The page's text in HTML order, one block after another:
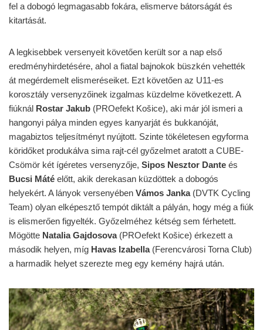
fel a dobogó legmagasabb fokára, elismerve bátorságát és
kitartását.
A legkisebbek versenyeit követően került sor a nap első
eredményhirdetésére, ahol a fiatal bajnokok büszkén vehették
át megérdemelt elismeréseiket. Ezt követően az U11-es
korosztály versenyzőinek izgalmas küzdelme következett. A
fiúknál Rostar Jakub (PROefekt Košice), aki már jól ismeri a
hangonyi pálya minden egyes kanyarját és bukkanóját,
magabiztos teljesítményt nyújtott. Szinte tökéletesen egyforma
köridőket produkálva sima rajt-cél győzelmet aratott a CUBE-
Csömör két ígéretes versenyzője, Sipos Nesztor Dante és
Bucsi Máté előtt, akik derekasan küzdöttek a dobogós
helyekért. A lányok versenyében Vámos Janka(DVTK Cycling
Team) olyan elképesztő tempót diktált a pályán, hogy még a fiúk
is elismerően figyelték. Győzelméhez kétség sem férhetett.
Mögötte Natalia Gajdosova(PROefekt Košice) érkezett a
második helyen, míg Havas Izabella(Ferencvárosi Torna Club)
a harmadik helyet szerezte meg egy kemény hajrá után.